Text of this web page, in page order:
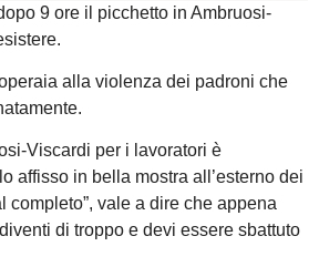
9 ore il picchetto in Ambruosi-
alla violenza dei padroni che
Viscardi per i lavoratori è
affisso in bella mostra all’esterno dei
completo”, vale a dire che appena
di troppo e devi essere sbattuto